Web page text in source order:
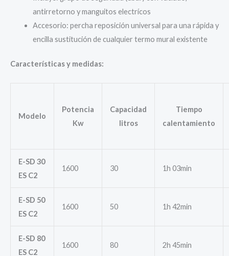
antirretorno y manguitos electrícos
Accesorio: percha reposición universal para una rápida y
encilla sustitución de cualquier termo mural existente
Características y medidas:
Modelo
Potencia
Kw
Capacidad
litros
Tiempo
calentamiento
E-SD 30
ES C2
1600 30 1h 03min
E-SD 50
ES C2
1600 50 1h 42min
E-SD 80
ES C2
1600 80 2h 45min